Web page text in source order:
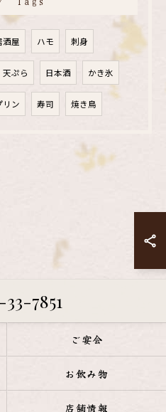
酒屋 ハモ 刺身
天ぷら 日本酒 かき氷
リン 寿司 焼き鳥
7851
ご宴会
お飲み物
店舗情報